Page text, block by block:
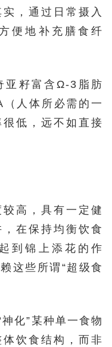
，通过日常摄入
便地补充膳食纤
籽富含Ω-3脂肪
人体所必需的一
低，远不如直接
高，具有一定健
在保持均衡饮食
到锦上添花的作
这些所谓“超级食
化”某种单一食物
饮食结构，而非